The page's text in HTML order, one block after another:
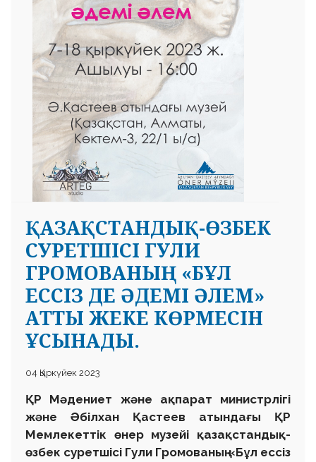
ҚАЗАҚСТАНДЫҚ-ӨЗБЕК
СУРЕТШІСІ ГУЛИ
ГРОМОВАНЫҢ «БҰЛ
ЕССІЗ ДЕ ӘДЕМІ ӘЛЕМ»
АТТЫ ЖЕКЕ КӨРМЕСІН
ҰСЫНАДЫ.
04 Қыркүйек 2023
ҚР Мәдениет және ақпарат министрлігі
және Әбілхан Қастеев атындағы ҚР
Мемлекеттік өнер музейі қазақстандық-
өзбек суретшісі Гули Громованың «Бұл ессіз